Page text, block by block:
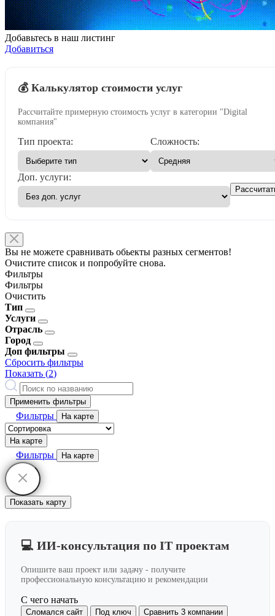
Добавьтесь в наш листинг
Добавиться
💰 Калькулятор стоимости услуг
Рассчитайте примерную стоимость услуг в категории "Digital
компания"
Тип проекта: Сложность:
Доп. услуги:
Вы не можете сравнивать обьекты разных сегментов!
Очистите список и попробуйте снова.
Фильтры
Фильтры
Очистить
Тип
Услуги
Отрасль
Город
Доп фильтры
Сбросить фильтры
Показать (2)
Применить фильтры
Фильтры На карте
На карте
Фильтры На карте
Показать карту
💻 ИИ-консультация по IT проектам
Опишите ваш проект или задачу - получите
профессиональную консультацию и рекомендации
С чего начать
Сломался сайт Под ключ Сравнить 3 компании